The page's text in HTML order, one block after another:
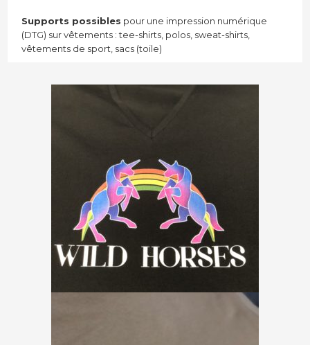
Supports possibles pour une impression numérique
(DTG) sur vêtements : tee-shirts, polos, sweat-shirts,
vêtements de sport, sacs (toile)